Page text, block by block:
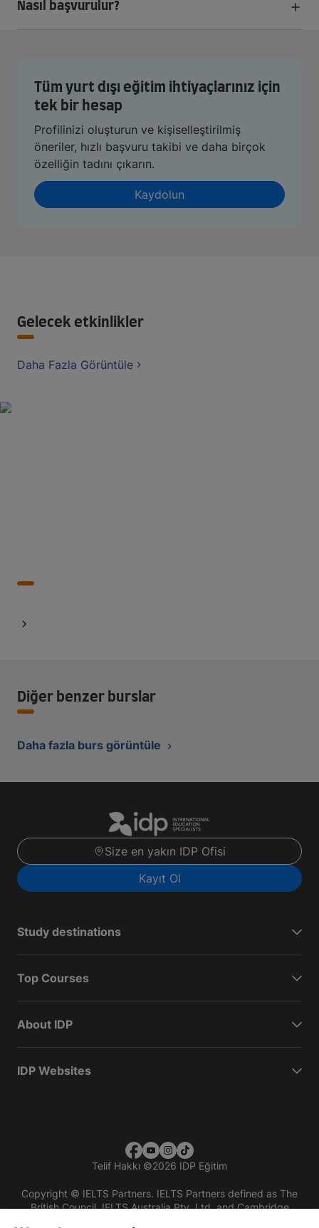
Nasıl başvurulur?
Tüm yurt dışı eğitim ihtiyaçlarınız için
tek bir hesap
Profilinizi oluşturun ve kişiselleştirilmiş
öneriler, hızlı başvuru takibi ve daha birçok
özelliğin tadını çıkarın.
Kaydolun
Gelecek etkinlikler
Daha Fazla Görüntüle
Diğer benzer burslar
Daha fazla burs görüntüle
Size en yakın IDP Ofisi
Kayıt Ol
Study destinations
Top Courses
About IDP
IDP Websites
Telif Hakkı ©2026 IDP Eğitim
Copyright © IELTS Partners. IELTS Partners defined as The
British Council, IELTS Australia Pty. Ltd. and Cambridge